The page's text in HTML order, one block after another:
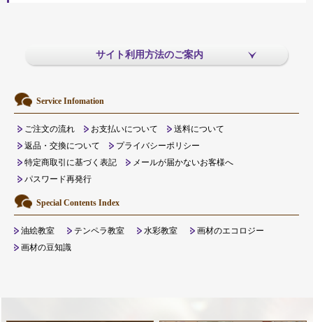
サイト利用方法のご案内
Service Infomation
ご注文の流れ お支払いについて
送料について
返品・交換について
プライバシーポリシー
特定商取引に基づく表記
メールが届かないお客様へ
パスワード再発行
Special Contents Index
油絵教室 テンペラ教室 水彩教室
画材のエコロジー
画材の豆知識